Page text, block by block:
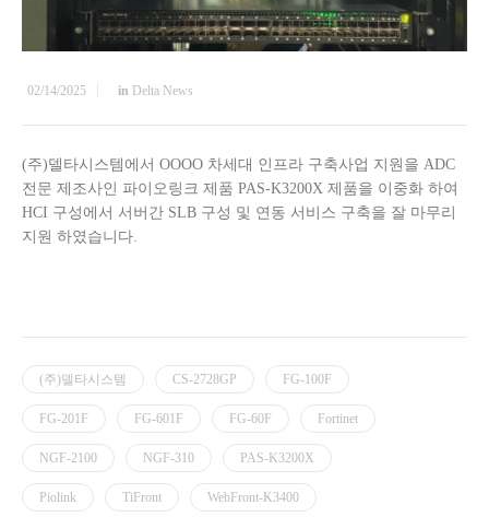
02/14/2025 in Delta News
(주)델타시스템에서 OOOO 차세대 인프라 구축사업 지원을 ADC
전문 제조사인 파이오링크 제품 PAS-K3200X 제품을 이중화 하여
HCI 구성에서 서버간 SLB 구성 및 연동 서비스 구축을 잘 마무리
지원 하였습니다.
(주)델타시스템 CS-2728GP FG-100F
FG-201F FG-601F FG-60F Fortinet
NGF-2100 NGF-310 PAS-K3200X
Piolink TiFront WebFront-K3400